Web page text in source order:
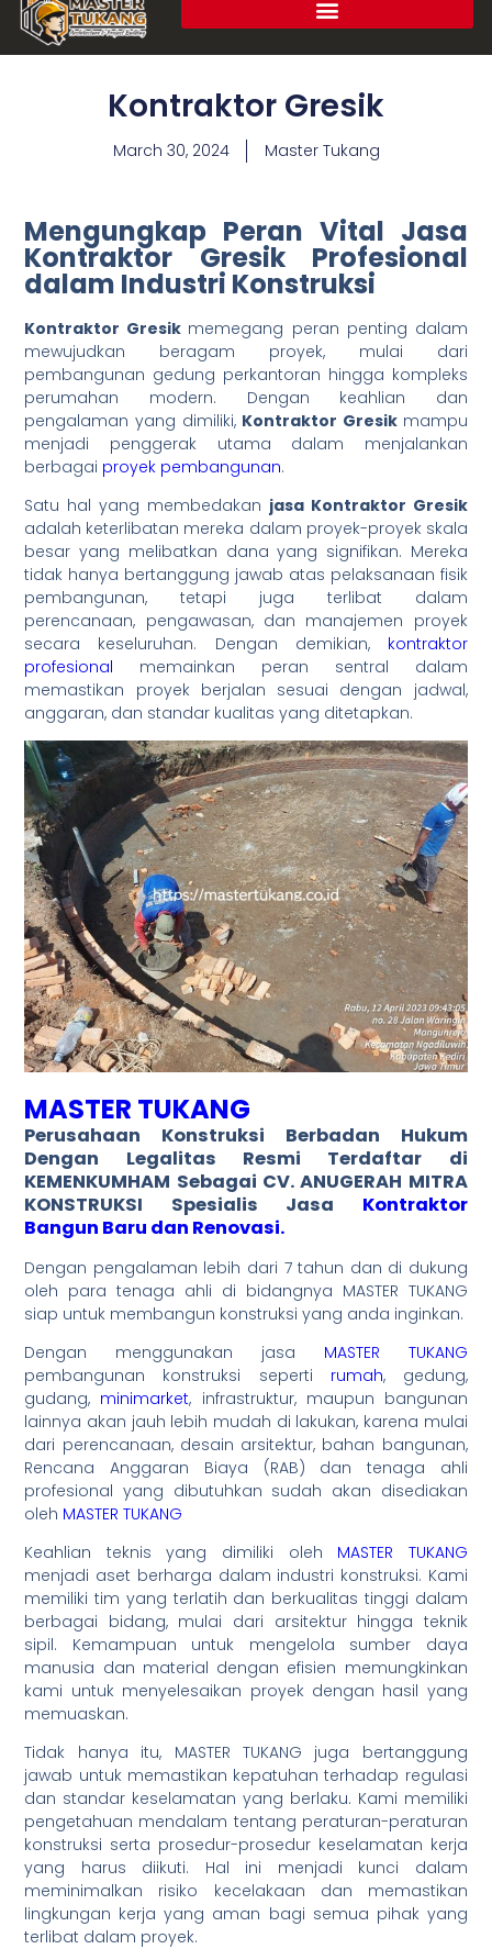
Kontraktor Gresik
March 30, 2024 Master Tukang
Mengungkap Peran Vital Jasa
Kontraktor Gresik Profesional
dalam Industri Konstruksi
Kontraktor Gresik memegang peran penting dalam
mewujudkan beragam proyek, mulai dari
pembangunan gedung perkantoran hingga kompleks
perumahan modern. Dengan keahlian dan
pengalaman yang dimiliki, Kontraktor Gresik mampu
menjadi penggerak utama dalam menjalankan
berbagai proyek pembangunan.
Satu hal yang membedakan jasa Kontraktor Gresik
adalah keterlibatan mereka dalam proyek-proyek skala
besar yang melibatkan dana yang signifikan. Mereka
tidak hanya bertanggung jawab atas pelaksanaan fisik
pembangunan, tetapi juga terlibat dalam
perencanaan, pengawasan, dan manajemen proyek
secara keseluruhan. Dengan demikian, kontraktor
profesional memainkan peran sentral dalam
memastikan proyek berjalan sesuai dengan jadwal,
anggaran, dan standar kualitas yang ditetapkan.
MASTER TUKANG
Perusahaan Konstruksi Berbadan Hukum
Dengan Legalitas Resmi Terdaftar di
KEMENKUMHAM Sebagai CV. ANUGERAH MITRA
KONSTRUKSI Spesialis Jasa Kontraktor
Bangun Baru dan Renovasi.
Dengan pengalaman lebih dari 7 tahun dan di dukung
oleh para tenaga ahli di bidangnya MASTER TUKANG
siap untuk membangun konstruksi yang anda inginkan.
Dengan menggunakan jasa MASTER TUKANG
pembangunan konstruksi seperti rumah, gedung,
gudang, minimarket, infrastruktur, maupun bangunan
lainnya akan jauh lebih mudah di lakukan, karena mulai
dari perencanaan, desain arsitektur, bahan bangunan,
Rencana Anggaran Biaya (RAB) dan tenaga ahli
profesional yang dibutuhkan sudah akan disediakan
oleh MASTER TUKANG
Keahlian teknis yang dimiliki oleh MASTER TUKANG
menjadi aset berharga dalam industri konstruksi. Kami
memiliki tim yang terlatih dan berkualitas tinggi dalam
berbagai bidang, mulai dari arsitektur hingga teknik
sipil. Kemampuan untuk mengelola sumber daya
manusia dan material dengan efisien memungkinkan
kami untuk menyelesaikan proyek dengan hasil yang
memuaskan.
Tidak hanya itu, MASTER TUKANG juga bertanggung
jawab untuk memastikan kepatuhan terhadap regulasi
dan standar keselamatan yang berlaku. Kami memiliki
pengetahuan mendalam tentang peraturan-peraturan
konstruksi serta prosedur-prosedur keselamatan kerja
yang harus diikuti. Hal ini menjadi kunci dalam
meminimalkan risiko kecelakaan dan memastikan
lingkungan kerja yang aman bagi semua pihak yang
terlibat dalam proyek.